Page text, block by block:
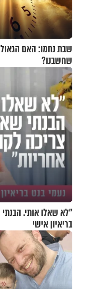
שבת נחמו: האם
שחשבנו?
"לא שאלו אותי.
בריאיון אישי